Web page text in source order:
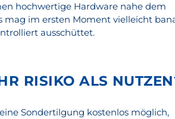
hochwertige Hardware nahe dem
mag im ersten Moment vielleicht
ausschüttet.
RISIKO ALS
Sondertilgung kostenlos möglich,